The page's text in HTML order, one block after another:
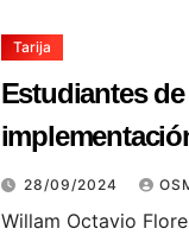
Tarija
Estudiantes
ante alza de
28/09/2024
Willam Octavio